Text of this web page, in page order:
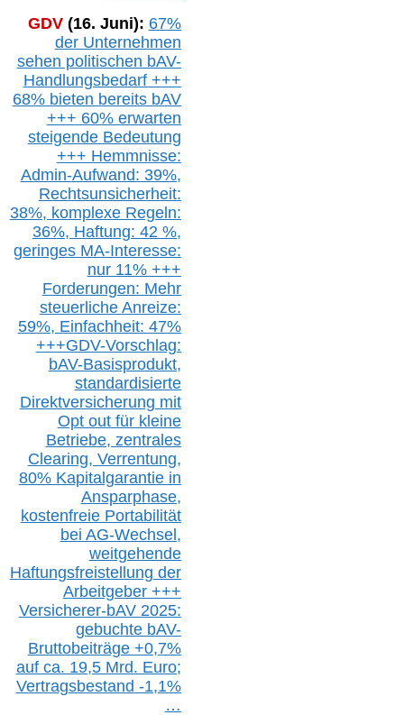
GDV (16. Juni): 67%
der Unternehmen
sehen politischen bAV-
Handlungsbedarf +++
68% bieten bereits bAV
+++ 60% erwarten
steigende Bedeutung
+++ Hemmnisse:
Admin-Aufwand: 39%,
Rechtsunsicherheit:
38%, komplexe Regeln:
36%, Haftung: 42 %,
geringes MA-Interesse:
nur 11% +++
Forderungen: Mehr
steuerliche Anreize:
59%, Einfachheit: 47%
+++GDV-Vorschlag:
bAV-Basisprodukt,
standardisierte
Direktversicherung mit
Opt outfür kleine
Betriebe, zentrales
Clearing, Verrentung,
80% Kapitalgarantie in
Ansparphase,
kostenfreie Portabilität
bei AG-Wechsel,
weitgehende
Haftungsfreistellung der
Arbeitgeber +++
Versicherer-bAV2025:
gebuchte bAV-
Bruttobeiträge +0,7%
auf ca. 19,5 Mrd. Euro;
Vertragsbestand -1,1%
…